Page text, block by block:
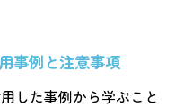
事例と注意事項
した事例から学ぶこと